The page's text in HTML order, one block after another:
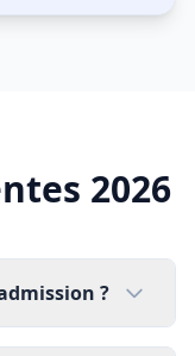
2026
?